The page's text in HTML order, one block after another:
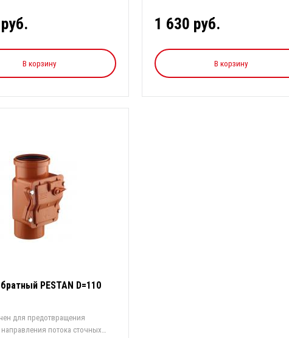
В корзину
1 630 руб.
В корзину
PESTAN D=110
для предотвращения
потока сточных